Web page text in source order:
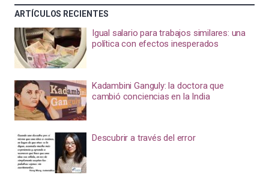
ARTÍCULOS RECIENTES
Igual salario para trabajos similares: una
política con efectos inesperados
Kadambini Ganguly: la doctora que
cambió conciencias en la India
Descubrir a través del error